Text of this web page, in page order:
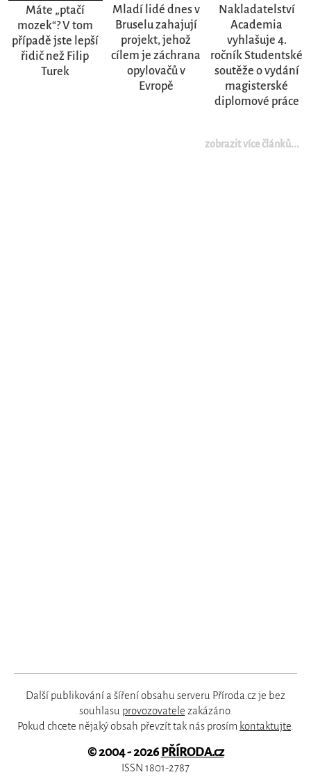
Máte „ptačí
mozek“? V tom
případě jste lepší
řidič než Filip
Turek
Mladí lidé dnes v
Bruselu zahajují
projekt, jehož
cílem je záchrana
opylovačů v
Evropě
Nakladatelství
Academia
vyhlašuje 4.
ročník Studentské
soutěže o vydání
magisterské
diplomové práce
zobrazit více článků...
Další publikování a šíření obsahu serveru Příroda.cz je bez
souhlasu provozovatele zakázáno.
Pokud chcete nějaký obsah převzít tak nás prosím kontaktujte
© 2004 - 2026PŘÍRODA.cz
ISSN 1801-2787